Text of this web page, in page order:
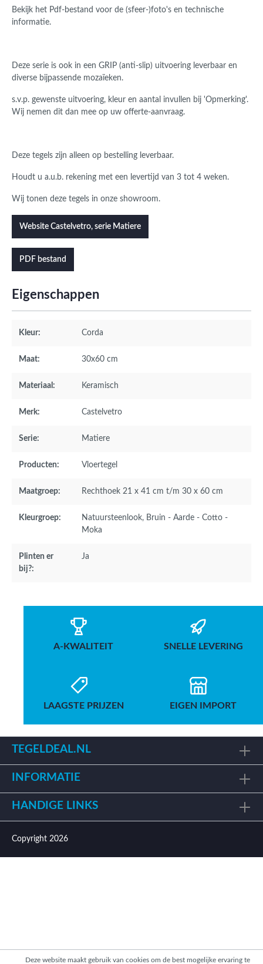
Bekijk het Pdf-bestand voor de (sfeer-)foto's en technische
informatie.
Deze serie is ook in een GRIP (anti-slip) uitvoering leverbaar en
diverse bijpassende mozaïeken.
s.v.p. gewenste uitvoering, kleur en aantal invullen bij 'Opmerking'.
Wij nemen dit dan mee op uw offerte-aanvraag.
Deze tegels zijn alleen op bestelling leverbaar.
Houdt u a.u.b. rekening met een levertijd van 3 tot 4 weken.
Wij tonen deze tegels in onze showroom.
Website Castelvetro, serie Matiere
PDF bestand
Eigenschappen
Kleur: Corda
Maat: 30x60 cm
Materiaal: Keramisch
Merk: Castelvetro
Serie: Matiere
Producten: Vloertegel
Maatgroep: Rechthoek 21 x 41 cm t/m 30 x 60 cm
Kleurgroep: Natuursteenlook, Bruin - Aarde - Cotto -
Moka
Plinten er
bij?:
Ja
A-KWALITEIT SNELLE LEVERING
LAAGSTE PRIJZEN EIGEN IMPORT
TEGELDEAL.NL
INFORMATIE
HANDIGE LINKS
Copyright 2026
Deze website maakt gebruik van cookies om de best mogelijke ervaring te